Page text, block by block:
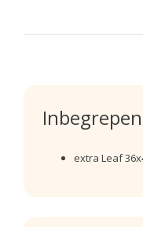
Inbegrepen
extra Leaf